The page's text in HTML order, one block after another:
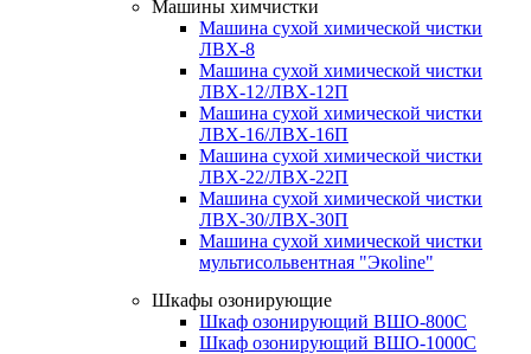
Машины химчистки
Машина сухой химической чистки
ЛВХ-8
Машина сухой химической чистки
ЛВХ-12/ЛВХ-12П
Машина сухой химической чистки
ЛВХ-16/ЛВХ-16П
Машина сухой химической чистки
ЛВХ-22/ЛВХ-22П
Машина сухой химической чистки
ЛВХ-30/ЛВХ-30П
Машина сухой химической чистки
мультисольвентная "Экоline"
Шкафы озонирующие
Шкаф озонирующий ВШО-800С
Шкаф озонирующий ВШО-1000С